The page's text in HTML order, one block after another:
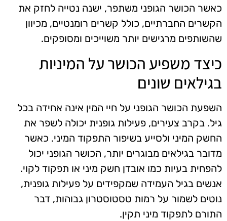
כאשר הכושר הגופני משתפר, ישנה נטייה לחזק את
הקשרים החברתיים, כולל קשרים רומנטיים, מכיוון
שהשותפים מרגישים יותר משוייכים ומסופקים.
כיצד משפיע הכושר על המיניות
בגילאים שונים
השפעת הכושר הגופני על חיי המין אינה אחידה בכל
גיל. בקרב צעירים, פעילות גופנית יכולה לשפר את
החשק המיני ולסייע בשיפור התפקוד המיני. כאשר
מדובר בגילאים מבוגרים יותר, הכושר הגופני יכול
להפחית בעיות כמו אובדן חשק מיני או תפקוד לקוי.
אנשים בגיל העמידה שמקפידים על פעילות גופנית,
נוטים לשמור על רמות טסטוסטרון גבוהות, דבר
התורם לתפקוד מיני תקין.